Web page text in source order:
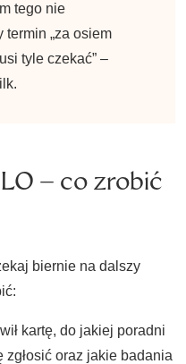
tego nie
termin „za osiem
tyle czekać” –
– co zrobić
biernie na dalszy
kartę, do jakiej poradni
oraz jakie badania